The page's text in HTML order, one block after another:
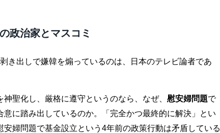
政治家とマスコミ
き出しで嫌韓を煽っているのは、日本のテレビ論者であ
聖化し、厳格に遵守というのなら、なぜ、 慰安婦問題で
に踏み出しているのか。「完全かつ最終的に解決」とい
婦問題で基金設立という4年前の政策行動は矛盾している